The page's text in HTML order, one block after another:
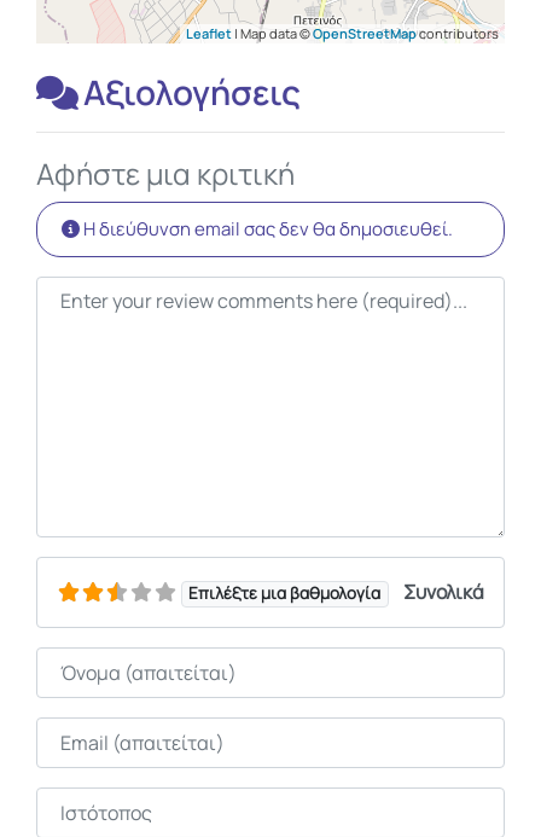
Leaflet | Map data ©OpenStreetMapcontributors
Αξιολογήσεις
Αφήστε μια κριτική
Η διεύθυνση email σας δεν θα δημοσιευθεί.
Κείμενο κριτικής
Επιλέξτε μια βαθμολογία Συνολικά
Όνομα
Email
Ιστότοπος